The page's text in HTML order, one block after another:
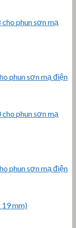
phun sơn mạ điện
phun sơn mạ điện